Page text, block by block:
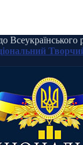
Всеукраїнського